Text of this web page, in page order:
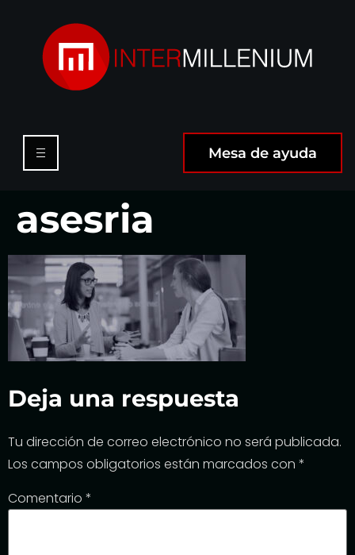
Mesa de ayuda
asesria
Deja una respuesta
Tu dirección de correo electrónico no será publicada.
Los campos obligatorios están marcados con *
Comentario *